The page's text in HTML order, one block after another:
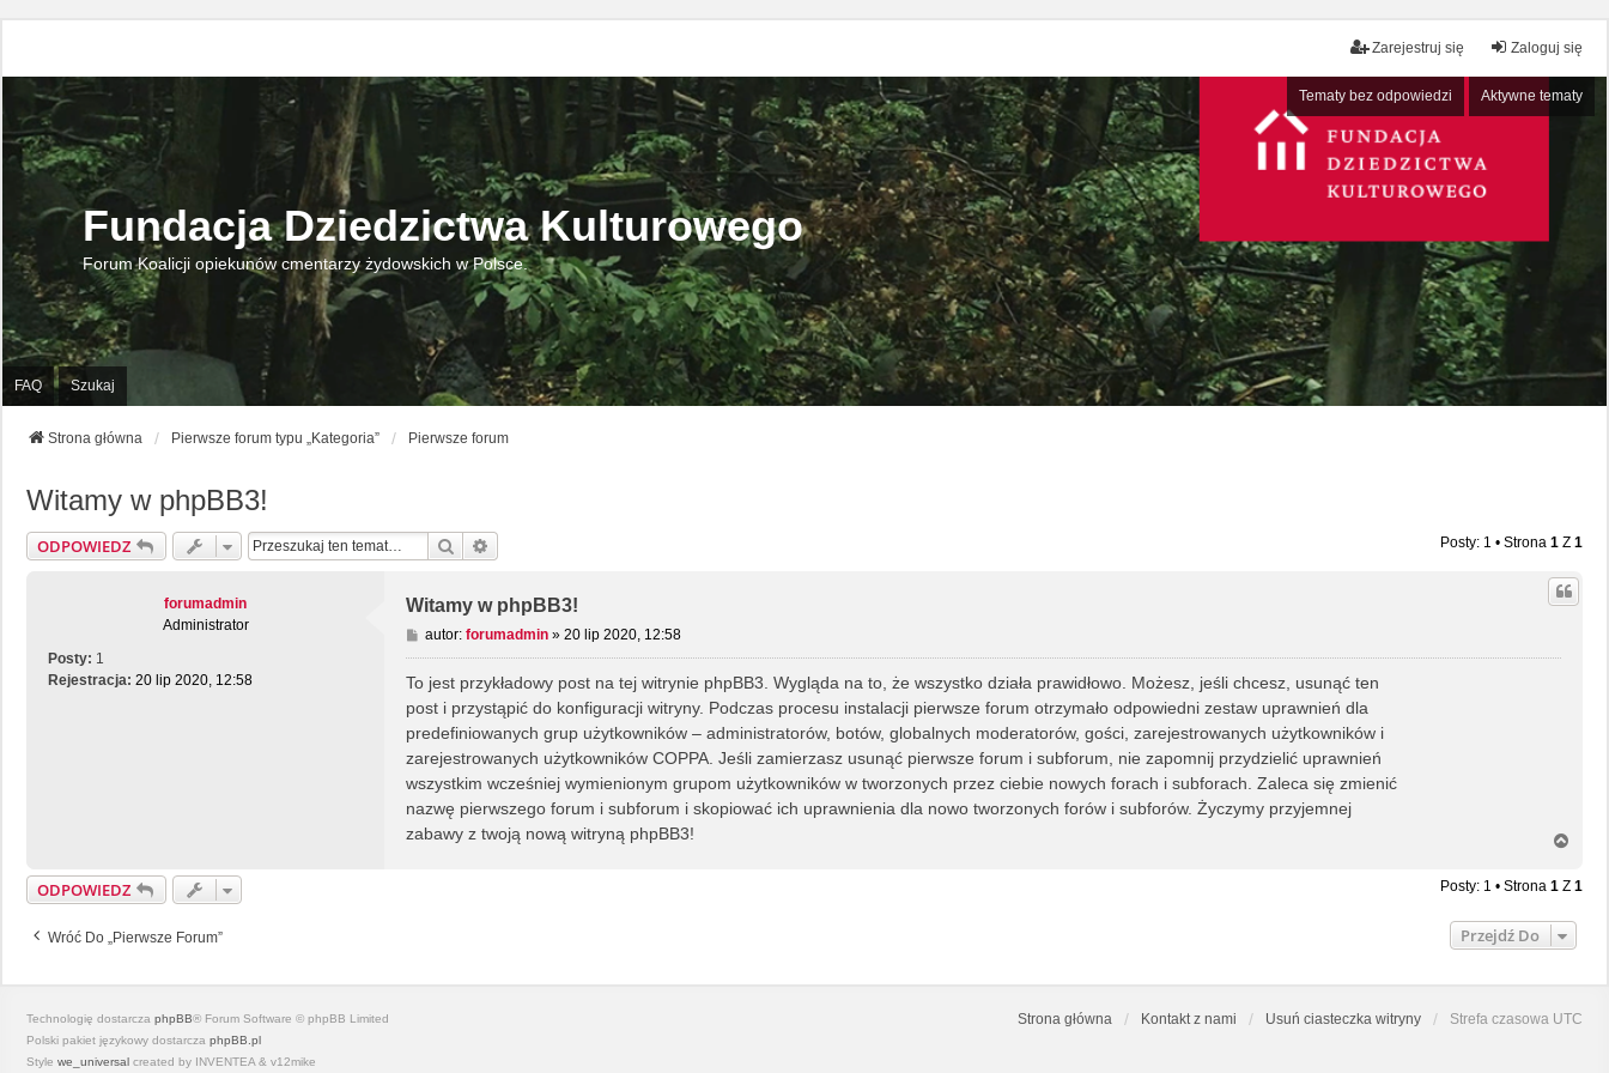
Zaloguj się
Zarejestruj się
Tematy bez odpowiedzi Aktywne tematy
Fundacja Dziedzictwa Kulturowego
Forum Koalicji opiekunów cmentarzy żydowskich w Polsce.
FAQ Szukaj
Strona główna Pierwsze forum typu „Kategoria” Pierwsze forum
Witamy w phpBB3!
ODPOWIEDZ Szukaj Posty: 1 • Strona 1 Z 1
forumadmin
Administrator
Posty: 1
Rejestracja: 20 lip 2020, 12:58
Witamy w phpBB3!
P
o
autor: forumadmin» 20 lip 2020, 12:58
To jest przykładowy post na tej witrynie phpBB3. Wygląda na to, że wszystko działa prawidłowo. Możesz, jeśli chcesz, usunąć ten
post i przystąpić do konfiguracji witryny. Podczas procesu instalacji pierwsze forum otrzymało odpowiedni zestaw uprawnień dla
predefiniowanych grup użytkowników – administratorów, botów, globalnych moderatorów, gości, zarejestrowanych użytkowników i
zarejestrowanych użytkowników COPPA. Jeśli zamierzasz usunąć pierwsze forum i subforum, nie zapomnij przydzielić uprawnień
wszystkim wcześniej wymienionym grupom użytkowników w tworzonych przez ciebie nowych forach i subforach. Zaleca się zmienić
nazwę pierwszego forum i subforum i skopiować ich uprawnienia dla nowo tworzonych forów i subforów. Życzymy przyjemnej
zabawy z twoją nową witryną phpBB3!
g
ó
ODPOWIEDZ Posty: 1 • Strona 1 Z 1
Wróć Do „Pierwsze Forum” Przejdź Do
Strona główna Kontakt z nami Usuń ciasteczka witryny Strefa czasowa UTC
Technologię dostarcza phpBB® Forum Software © phpBB Limited
Polski pakiet językowy dostarcza phpBB.pl
Style we_universal created by INVENTEA & v12mike